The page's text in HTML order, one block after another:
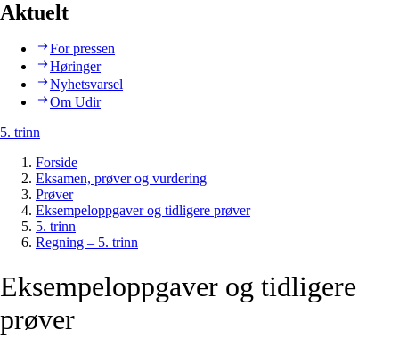
Aktuelt
For pressen
Høringer
Nyhetsvarsel
Om Udir
5. trinn
Forside
Eksamen, prøver og vurdering
Prøver
Eksempeloppgaver og tidligere prøver
5. trinn
Regning – 5. trinn
Eksempeloppgaver og tidligere
prøver